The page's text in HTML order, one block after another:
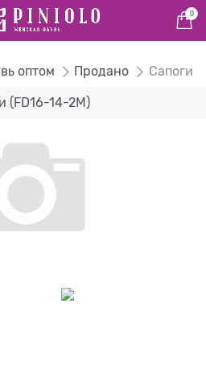
0
оптом Продано Сапоги
(FD16-14-2M)